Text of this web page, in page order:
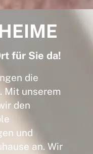
für Sie da!
die
Mit unserem
den
und
an. Wir